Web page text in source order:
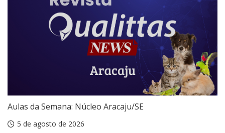
Aulas da Semana: Núcleo Aracaju/SE
5 de agosto de 2026